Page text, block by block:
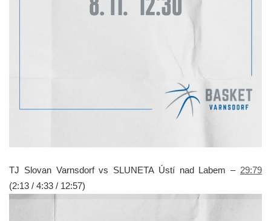
TJ Slovan Varnsdorf vs SLUNETA Ústí nad Labem – 29:79
(2:13 / 4:33 / 12:57)